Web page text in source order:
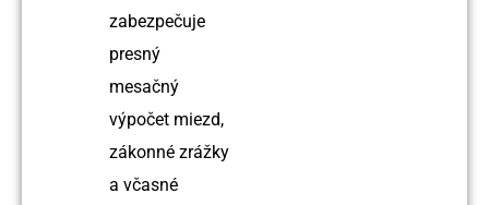
zabezpečuje
presný
mesačný
výpočet miezd,
zákonné zrážky
a včasné